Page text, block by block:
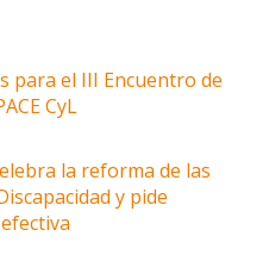
para el III Encuentro de
CyL
la reforma de las
y pide